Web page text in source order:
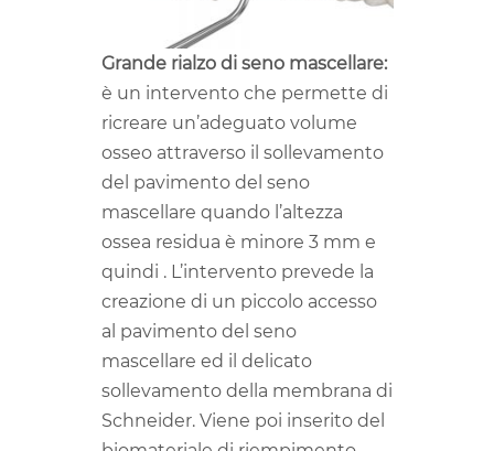
Grande rialzo di seno mascellare:
è un intervento che permette di
ricreare un’adeguato volume
osseo attraverso il sollevamento
del pavimento del seno
mascellare quando l’altezza
ossea residua è minore 3 mm e
quindi . L’intervento prevede la
creazione di un piccolo accesso
al pavimento del seno
mascellare ed il delicato
sollevamento della membrana di
Schneider. Viene poi inserito del